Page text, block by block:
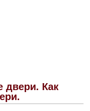
двери. Как